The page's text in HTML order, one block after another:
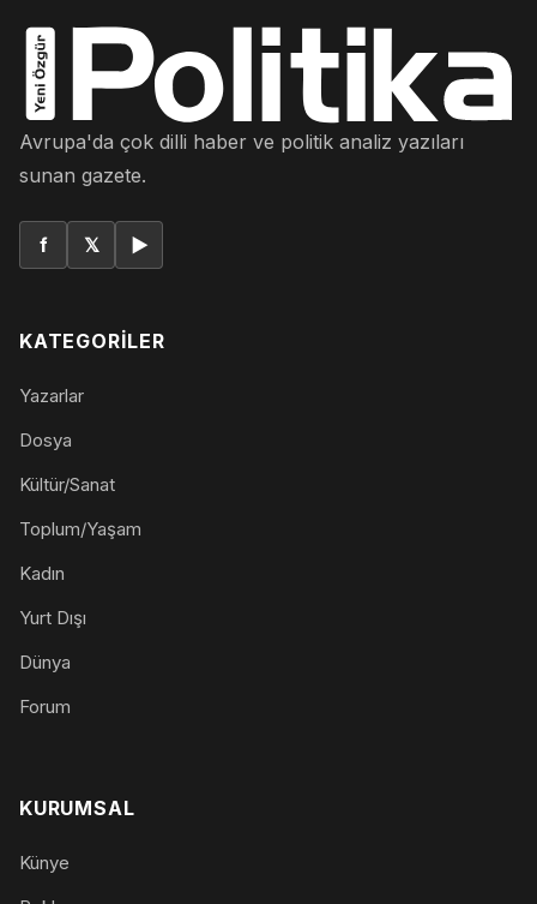
Avrupa'da çok dilli haber ve politik analiz yazıları
sunan gazete.
f 𝕏 ▶
KATEGORILER
Yazarlar
Dosya
Kültür/Sanat
Toplum/Yaşam
Kadın
Yurt Dışı
Dünya
Forum
KURUMSAL
Künye